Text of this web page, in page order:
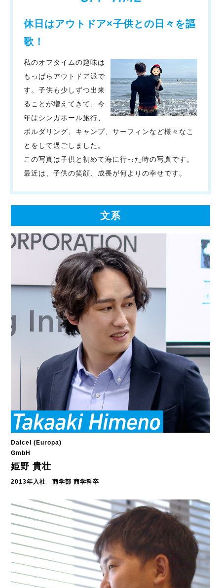
休日はアウトドア×子供との日々を謳
歌！
私のオフタイムの趣味は
もっぱらアウトドア派で
す。子供も少しずつ出来
ることが増えてきて、今
年はシンガポール旅行、
ボルダリング、キャンプ、サーフィンなど様々なこ
とをして過ごしました。
この写真は子供と初めて海に行った時の写真です。
最近は、子供の笑顔、成長が何よりの幸せです。
文系
Daicel (Europa)
GmbH
姫野 貴壮
2013年入社 商学部 商学科卒